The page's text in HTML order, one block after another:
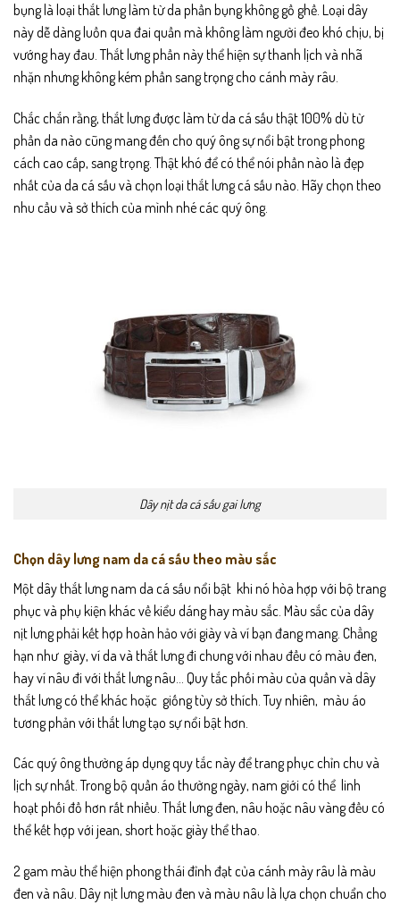
bụng là loại thắt lưng làm từ da phần bụng không gồ ghề. Loại dây
này dễ dàng luồn qua đai quần mà không làm người đeo khó chịu, bị
vướng hay đau. Thắt lưng phần này thể hiện sự thanh lịch và nhã
nhặn nhưng không kém phần sang trọng cho cánh mày râu.
Chắc chắn rằng, thắt lưng được làm từ da cá sấu thật 100% dù từ
phần da nào cũng mang đến cho quý ông sự nổi bật trong phong
cách cao cấp, sang trọng. Thật khó để có thể nói phần nào là đẹp
nhất của da cá sấu và chọn loại thắt lưng cá sấu nào. Hãy chọn theo
nhu cầu và sở thích của mình nhé các quý ông.
Dây nịt da cá sấu gai lưng
Chọn dây lưng nam da cá sấu theo màu sắc
Một dây thắt lưng nam da cá sấu nổi bật khi nó hòa hợp với bộ trang
phục và phụ kiện khác về kiểu dáng hay màu sắc. Màu sắc của dây
nịt lưng phải kết hợp hoàn hảo với giày và ví bạn đang mang. Chẳng
hạn như giày, ví da và thắt lưng đi chung với nhau đều có màu đen,
hay ví nâu đi với thắt lưng nâu… Quy tắc phối màu của quần và dây
thắt lưng có thể khác hoặc giống tùy sở thích. Tuy nhiên, màu áo
tương phản với thắt lưng tạo sự nổi bật hơn.
Các quý ông thường áp dụng quy tắc này để trang phục chỉn chu và
lịch sự nhất. Trong bộ quần áo thường ngày, nam giới có thể linh
hoạt phối đồ hơn rất nhiều. Thắt lưng đen, nâu hoặc nâu vàng đều có
thể kết hợp với jean, short hoặc giày thể thao.
2 gam màu thể hiện phong thái đỉnh đạt của cánh mày râu là màu
đen và nâu. Dây nịt lưng màu đen và màu nâu là lựa chọn chuẩn cho